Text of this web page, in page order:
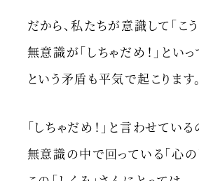
だから、私たちが意識して「こ
無意識が「しちゃだめ！」といっ
という矛盾も平気で起こります。
「しちゃだめ！」と言わせてい
無意識の中で回っている「心の